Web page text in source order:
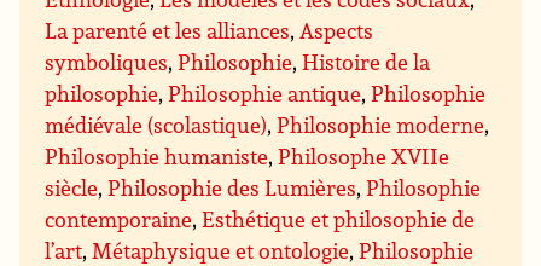
La parenté et les alliances, Aspects
symboliques,Philosophie,Histoire de la
philosophie,Philosophie antique,Philosophie
médiévale (scolastique),Philosophie moderne,
Philosophie humaniste,Philosophe XVIIe
siècle,Philosophie des Lumières,Philosophie
contemporaine,Esthétique et philosophie de
l’art, Métaphysique et ontologie,Philosophie